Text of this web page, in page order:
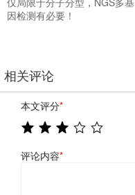
因检测有必要！
相关评论
本文评分*
评论内容*